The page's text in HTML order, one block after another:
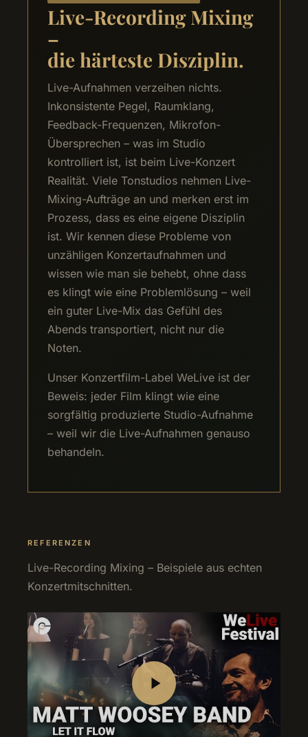
Live-Recording Mixing
–
die härteste Disziplin.
Live-Aufnahmen verzeihen nichts.
Inkonsistente Pegel, Raumklang,
Feedback-Frequenzen, Mikrofon-
Übersprechen – was im Studio
kontrolliert ist, ist beim Live-Konzert
Realität. Viele Tonstudios nehmen Live-
Mixing-Aufträge an und merken erst im
Prozess, dass es eine eigene Disziplin
ist. Wir kennen diese Probleme von
unzähligen Konzertaufnahmen und
wissen wie man sie behebt, ohne dass
es klingt wie eine Problemlösung – weil
ein guter Live-Mix das Gefühl des
Abends transportiert, nicht nur die
Noten.
Unser Konzertfilm-Label WeLive ist der
Beweis: jeder Film klingt wie eine
sorgfältig produzierte Studio-Aufnahme
– weil wir die Live-Aufnahmen genauso
behandeln.
REFERENZEN
Live-Recording Mixing – Beispiele aus echten
Konzertmitschnitten.